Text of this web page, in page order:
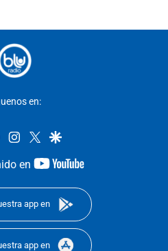
en:
facebookinstagram
twittergoogle
en
youtube-
app en
app en